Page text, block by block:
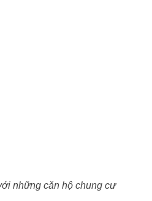
những căn hộ chung cư